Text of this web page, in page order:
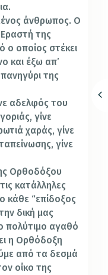
άνθρωπος. Ο
της
ο οποίος στέκει
και έξω απ’
της
αδελφός του
γίνε
χαράς, γίνε
γίνε
Ορθοδόξου
κατάλληλες
κάθε “επίδοξος
δική μας
πολύτιμο αγαθό
η Ορθόδοξη
από τα δεσμά
οίκο της